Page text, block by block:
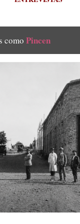
como Pincen